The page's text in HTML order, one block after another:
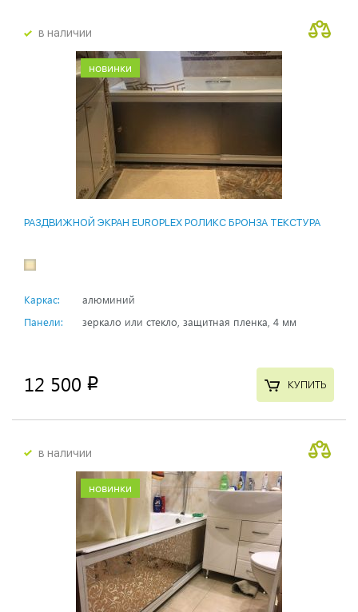
в наличии
новинки
РАЗДВИЖНОЙ ЭКРАН EUROPLEX РОЛИКС БРОНЗА ТЕКСТУРА
Каркас:
алюминий
Панели:
зеркало или стекло, защитная пленка, 4 мм
12 500 p КУПИТЬ
в наличии
новинки